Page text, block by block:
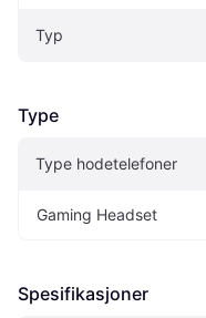
Typ
Type
Type hodetelefoner
Gaming Headset
Spesifikasjoner